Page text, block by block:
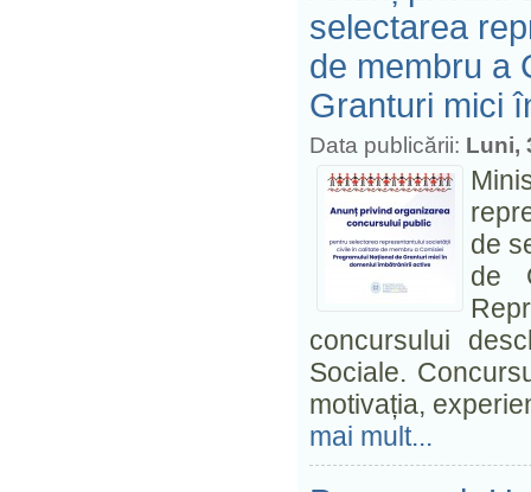
selectarea
de membru a
Granturi mici
Data publicării: Luni,
de
de
concursului
Sociale.
motivația,
mai mult...